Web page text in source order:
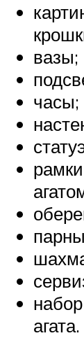
вазы;
часы;
агата.